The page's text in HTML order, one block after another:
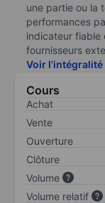
une partie ou la
performances
indicateur fiable
fournisseurs
Voir
Cours
Achat
Vente
Ouverture
Clôture
Volume
Volume relatif